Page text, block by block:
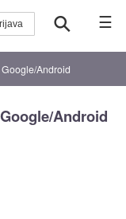
☰
Android
Android